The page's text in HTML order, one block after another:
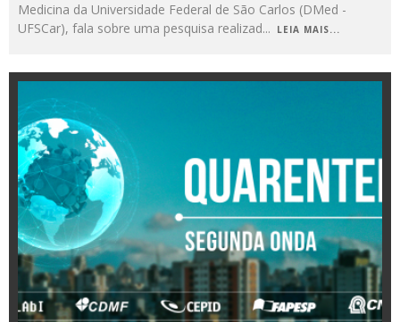
Medicina da Universidade Federal de São Carlos (DMed -
UFSCar), fala sobre uma pesquisa realizad... LEIA MAIS...